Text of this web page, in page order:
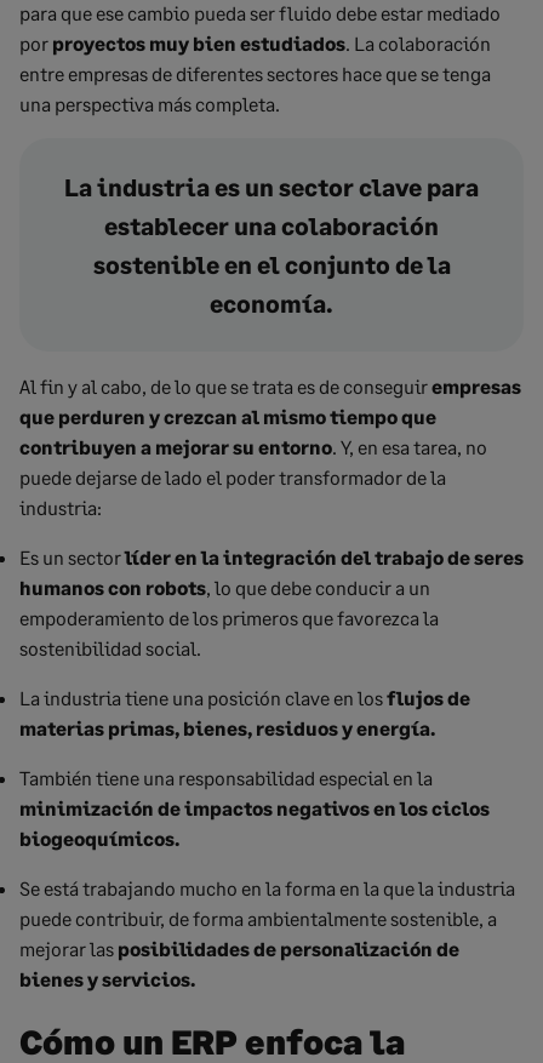
para que ese cambio pueda ser fluido debe estar mediado
por proyectos muy bien estudiados. La colaboración
entre empresas de diferentes sectores hace que se tenga
una perspectiva más completa.
La industria es un sector clave para
establecer una colaboración
sostenible en el conjunto de la
economía.
Al fin y al cabo, de lo que se trata es de conseguirempresas
que perduren y crezcan al mismo tiempo que
contribuyen a mejorar su entorno. Y, en esa tarea, no
puede dejarse de lado el poder transformador de la
industria:
Es un sectorlíder en la integración del trabajo de seres
humanos con robots, lo que debe conducir a un
empoderamiento de los primeros que favorezca la
sostenibilidad social.
La industria tiene una posición clave en losflujos de
materias primas, bienes, residuos y energía.
También tiene una responsabilidad especial en la
minimización de impactos negativos en los ciclos
biogeoquímicos.
Se está trabajando mucho en la forma en la que la industria
puede contribuir, de forma ambientalmente sostenible, a
mejorar las posibilidades de personalización de
bienes y servicios.
Cómo un ERP enfoca la